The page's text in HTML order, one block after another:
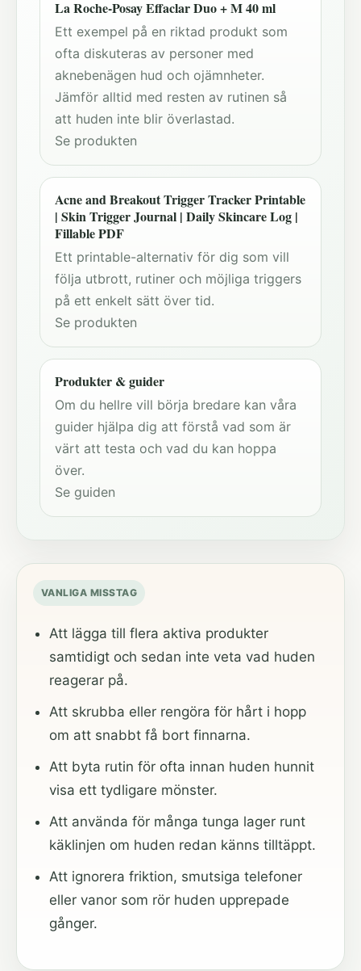
La Roche-Posay Effaclar Duo + M 40 ml
Ett exempel på en riktad produkt som
ofta diskuteras av personer med
aknebenägen hud och ojämnheter.
Jämför alltid med resten av rutinen så
att huden inte blir överlastad.
Se produkten
Acne and Breakout Trigger Tracker Printable
| Skin Trigger Journal | Daily Skincare Log |
Fillable PDF
Ett printable-alternativ för dig som vill
följa utbrott, rutiner och möjliga triggers
på ett enkelt sätt över tid.
Se produkten
Produkter & guider
Om du hellre vill börja bredare kan våra
guider hjälpa dig att förstå vad som är
värt att testa och vad du kan hoppa
över.
Se guiden
VANLIGA MISSTAG
Att lägga till flera aktiva produkter
samtidigt och sedan inte veta vad huden
reagerar på.
Att skrubba eller rengöra för hårt i hopp
om att snabbt få bort finnarna.
Att byta rutin för ofta innan huden hunnit
visa ett tydligare mönster.
Att använda för många tunga lager runt
käklinjen om huden redan känns tilltäppt.
Att ignorera friktion, smutsiga telefoner
eller vanor som rör huden upprepade
gånger.